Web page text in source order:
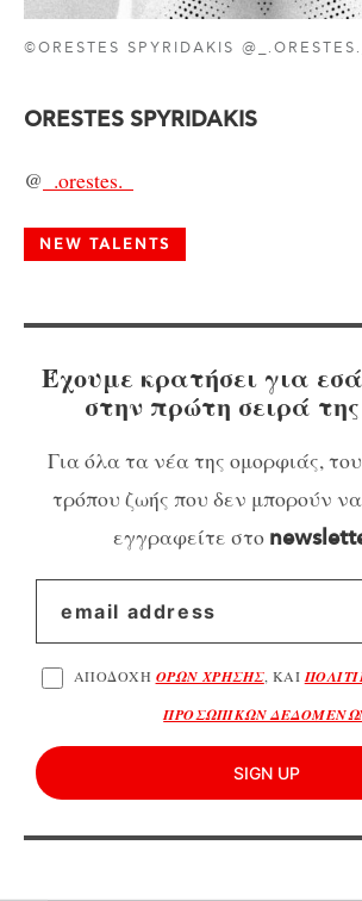
©ORESTES SPYRIDAKIS @_.ORESTES._
ORESTES SPYRIDAKIS
@ _.orestes._
NEW TALENTS
Έχουμε κρατήσει για
στην πρώτη σειρά
Για όλα τα νέα της ομορφιάς,
τρόπου ζωής που δεν μπορούν
εγγραφείτε στο
ΑΠΟΔΟΧΗ ΟΡΩΝ ΧΡΗΣΗΣ, ΚΑΙ
ΠΡΟΣΩΠΙΚΩΝ
SIGN UP